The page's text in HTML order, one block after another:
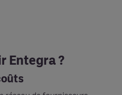
Entegra ?